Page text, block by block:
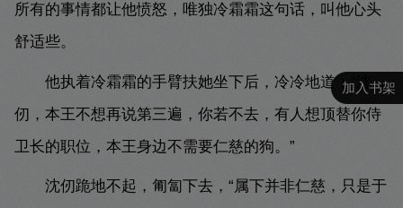
加入书架
所有的事情都让他愤怒，唯独冷霜霜这句话，叫他心头
舒适些。
他执着冷霜霜的手臂扶她坐下后，冷冷地道：“沈
仞，本王不想再说第三遍，你若不去，有人想顶替你侍
卫长的职位，本王身边不需要仁慈的狗。”
沈仞跪地不起，匍匐下去，“属下并非仁慈，只是于